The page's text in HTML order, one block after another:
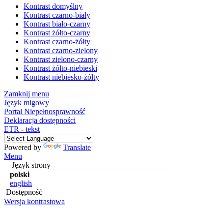
Kontrast domyślny
Kontrast czarno-biały
Kontrast biało-czarny
Kontrast żółto-czarny
Kontrast czarno-żółty
Kontrast czarno-zielony
Kontrast zielono-czarny
Kontrast żółto-niebieski
Kontrast niebiesko-żółty
Zamknij menu
Język migowy
Portal Niepełnosprawność
Deklaracja dostępności
ETR - tekst
Powered by
Translate
Menu
Język strony
polski
english
Dostępność
Wersja kontrastowa